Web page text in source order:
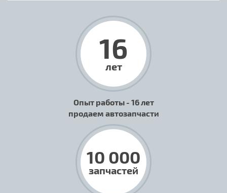
16
лет
Опыт работы - 16 лет
продаем автозапчасти
10 000
запчастей